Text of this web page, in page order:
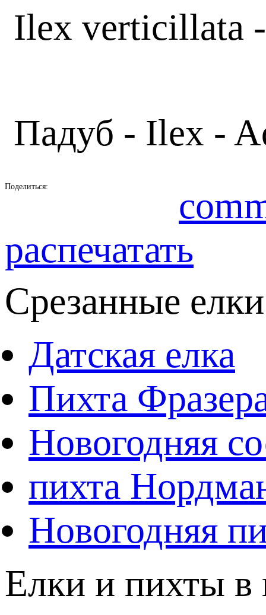
Ilex verticillata
Падуб - Ilex -
Поделиться:
распечатать
Срезанные
Датская елка
Пихта
Новогодняя
пихта
Новогодняя
Елки и пихты в